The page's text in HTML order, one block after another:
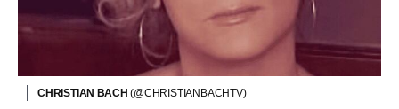
CHRISTIAN BACH(@CHRISTIANBACHTV)